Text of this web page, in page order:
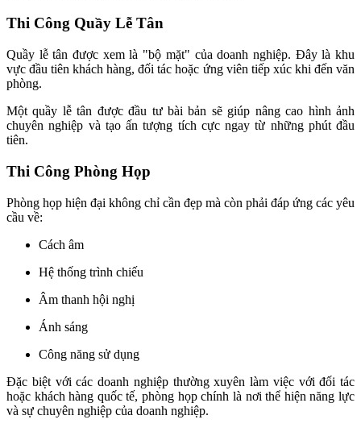
Thi Công Quầy Lễ Tân
Quầy lễ tân được xem là "bộ mặt" của doanh nghiệp. Đây là khu
vực đầu tiên khách hàng, đối tác hoặc ứng viên tiếp xúc khi đến văn
phòng.
Một quầy lễ tân được đầu tư bài bản sẽ giúp nâng cao hình ảnh
chuyên nghiệp và tạo ấn tượng tích cực ngay từ những phút đầu
tiên.
Thi Công Phòng Họp
Phòng họp hiện đại không chỉ cần đẹp mà còn phải đáp ứng các yêu
cầu về:
Cách âm
Hệ thống trình chiếu
Âm thanh hội nghị
Ánh sáng
Công năng sử dụng
Đặc biệt với các doanh nghiệp thường xuyên làm việc với đối tác
hoặc khách hàng quốc tế, phòng họp chính là nơi thể hiện năng lực
và sự chuyên nghiệp của doanh nghiệp.